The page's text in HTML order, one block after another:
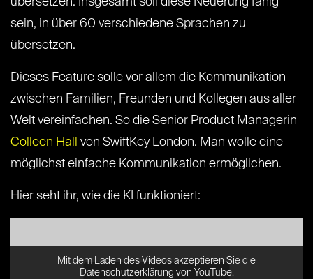
sein, in über 60 verschiedene Sprachen zu
übersetzen.
Dieses Feature solle vor allem die Kommunikation
zwischen Familien, Freunden und Kollegen aus aller
Welt vereinfachen. So die Senior Product Managerin
Colleen Hall
von SwiftKey London. Man wolle eine
möglichst einfache Kommunikation ermöglichen.
Hier seht ihr, wie die KI funktioniert:
Mit dem Laden des Videos akzeptieren Sie die
Datenschutzerklärung von YouTube.